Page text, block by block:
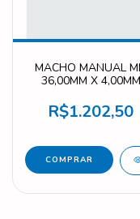
MACHO MANUAL
36,00MM X 4,00MM
R$1.202,50